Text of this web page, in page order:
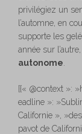
privilégiez un
l’automne, en
supporte les
année sur l’autre,
autonome
[{« @context »:
eadline »:
Californie »,
pavot de